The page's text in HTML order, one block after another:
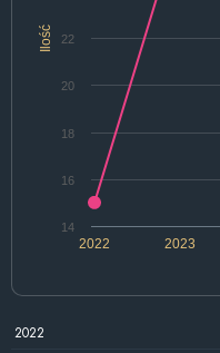
Ilość
2022 2023
14
16
18
20
22
2022